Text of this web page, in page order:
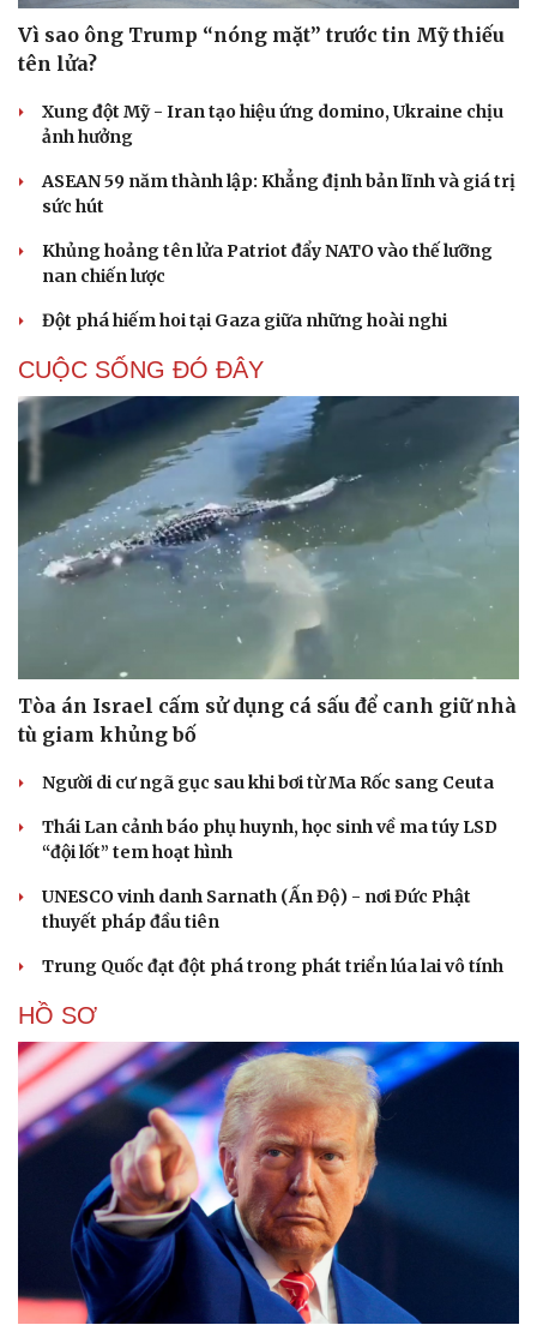
Vì sao ông Trump “nóng mặt” trước tin Mỹ thiếu
tên lửa?
Xung đột Mỹ - Iran tạo hiệu ứng domino, Ukraine chịu
ảnh hưởng
ASEAN 59 năm thành lập: Khẳng định bản lĩnh và giá trị
sức hút
Khủng hoảng tên lửa Patriot đẩy NATO vào thế lưỡng
nan chiến lược
Đột phá hiếm hoi tại Gaza giữa những hoài nghi
CUỘC SỐNG ĐÓ ĐÂY
Tòa án Israel cấm sử dụng cá sấu để canh giữ nhà
tù giam khủng bố
Người di cư ngã gục sau khi bơi từ Ma Rốc sang Ceuta
Thái Lan cảnh báo phụ huynh, học sinh về ma túy LSD
“đội lốt” tem hoạt hình
UNESCO vinh danh Sarnath (Ấn Độ) - nơi Đức Phật
thuyết pháp đầu tiên
Trung Quốc đạt đột phá trong phát triển lúa lai vô tính
HỒ SƠ